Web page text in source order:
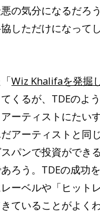
の気分になるだろ
しただけになって
Wiz Khalifaを発掘
くるが、TDEのよ
ーティストにたい
アーティストと同
パンで投資ができ
ろう。TDEの成功
ーベルや「ヒット
ていることがよくわ